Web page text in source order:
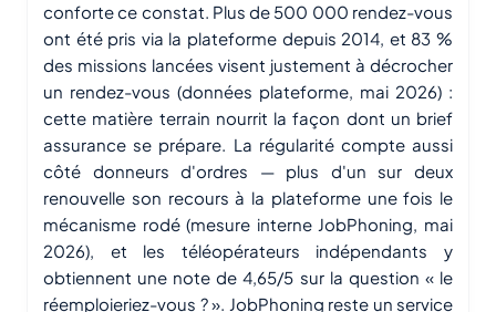
conforte ce constat. Plus de 500 000 rendez-vous
ont été pris via la plateforme depuis 2014, et 83 %
des missions lancées visent justement à décrocher
un rendez-vous (données plateforme, mai 2026) :
cette matière terrain nourrit la façon dont un brief
assurance se prépare. La régularité compte aussi
côté donneurs d'ordres — plus d'un sur deux
renouvelle son recours à la plateforme une fois le
mécanisme rodé (mesure interne JobPhoning, mai
2026), et les téléopérateurs indépendants y
obtiennent une note de 4,65/5 sur la question « le
réemploieriez-vous ? ». JobPhoning reste un service